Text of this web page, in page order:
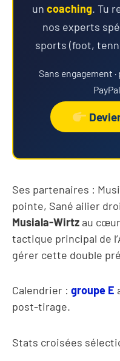
un coaching. Tu
nos experts
sports (foot,
Sans engagement
Ses partenaires :
pointe, Sané ailier
Musiala-Wirtz au
tactique principal de
gérer cette double
Calendrier : groupe E
post-tirage.
Stats croisées